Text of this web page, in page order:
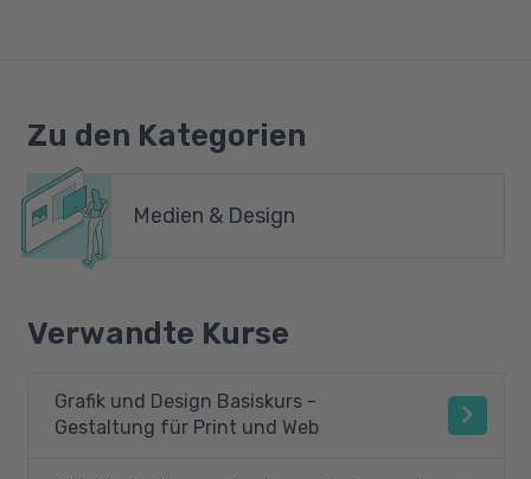
Zu den Kategorien
Medien & Design
Verwandte Kurse
Grafik und Design Basiskurs -
Gestaltung für Print und Web